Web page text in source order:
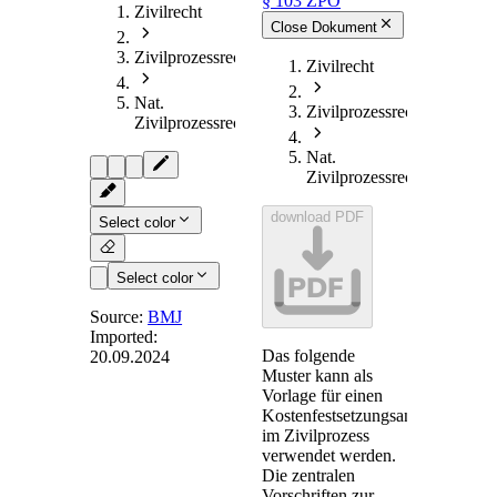
Zivilrecht
Zivilprozessrecht
Nat.
Zivilprozessrecht
Select color
Select color
§ 103-
Kostenfestsetzungsgrundlage;
Kostenfestsetzungsantrag
Source:BMJ
Imported:
20.09.2024
Close Dokument
Zivilrecht
Zivilprozessrecht
Nat.
Zivilprozessrecht
download PDF
PDF
Das folgende
Muster kann als
Vorlage für einen
Kostenfestsetzungsantrag
im Zivilprozess
verwendet werden.
Die zentralen